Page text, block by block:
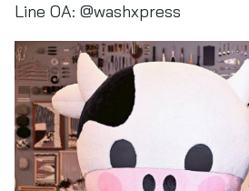
Line OA: @washxpress